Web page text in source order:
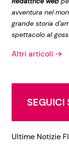
avventura nel
grande storia
spettacolo al
Altri articoli →
SEGUICI
Ultime Notizie